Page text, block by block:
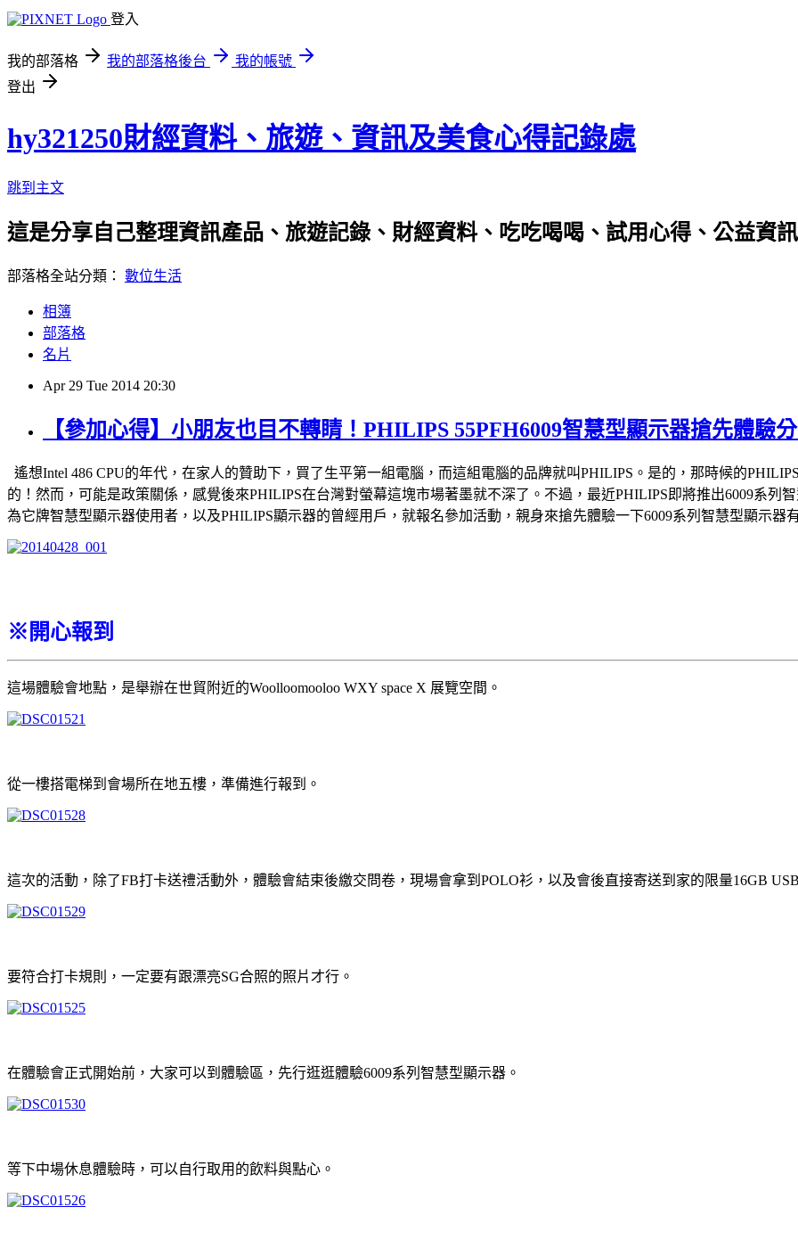
登入
我的部落格 我的部落格後台
我的帳號
登出
hy321250財經資料、旅遊、資訊及美食心得記錄處
跳到主文
這是分享自己整理資訊產品、旅遊記錄、財經資料、吃吃喝喝、試用心得、公益資
部落格全站分類： 數位生活
相簿
部落格
名片
Apr 29 Tue 2014 20:30
【參加心得】小朋友也目不轉睛！PHILIPS 55PFH6009智慧型顯示器搶先體驗
遙想Intel 486 CPU的年代，在家人的贊助下，買了生平第一組電腦，而這組電腦的品牌就叫PHILIPS。是的，那時候的
的！然而，可能是政策關係，感覺後來PHILIPS在台灣對螢幕這塊市場著墨就不深了。不過，最近PHILIPS即將推出6009系列
為它牌智慧型顯示器使用者，以及PHILIPS顯示器的曾經用戶，就報名參加活動，親身來搶先體驗一下6009系列智慧型顯示器
※開心報到
這場體驗會地點，是舉辦在世貿附近的Woolloomooloo WXY space X 展覽空間。
從一樓搭電梯到會場所在地五樓，準備進行報到。
這次的活動，除了FB打卡送禮活動外，體驗會結束後繳交問卷，現場會拿到POLO衫，以及會後直接寄送到家的限量16GB
要符合打卡規則，一定要有跟漂亮SG合照的照片才行。
在體驗會正式開始前，大家可以到體驗區，先行逛逛體驗6009系列智慧型顯示器。
等下中場休息體驗時，可以自行取用的飲料與點心。